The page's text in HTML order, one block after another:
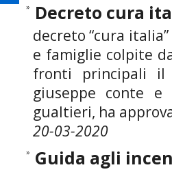
» Decreto cura
decreto “cura
e famiglie colpite
fronti principali il
giuseppe conte e
gualtieri, ha
20-03-2020
» Guida agli